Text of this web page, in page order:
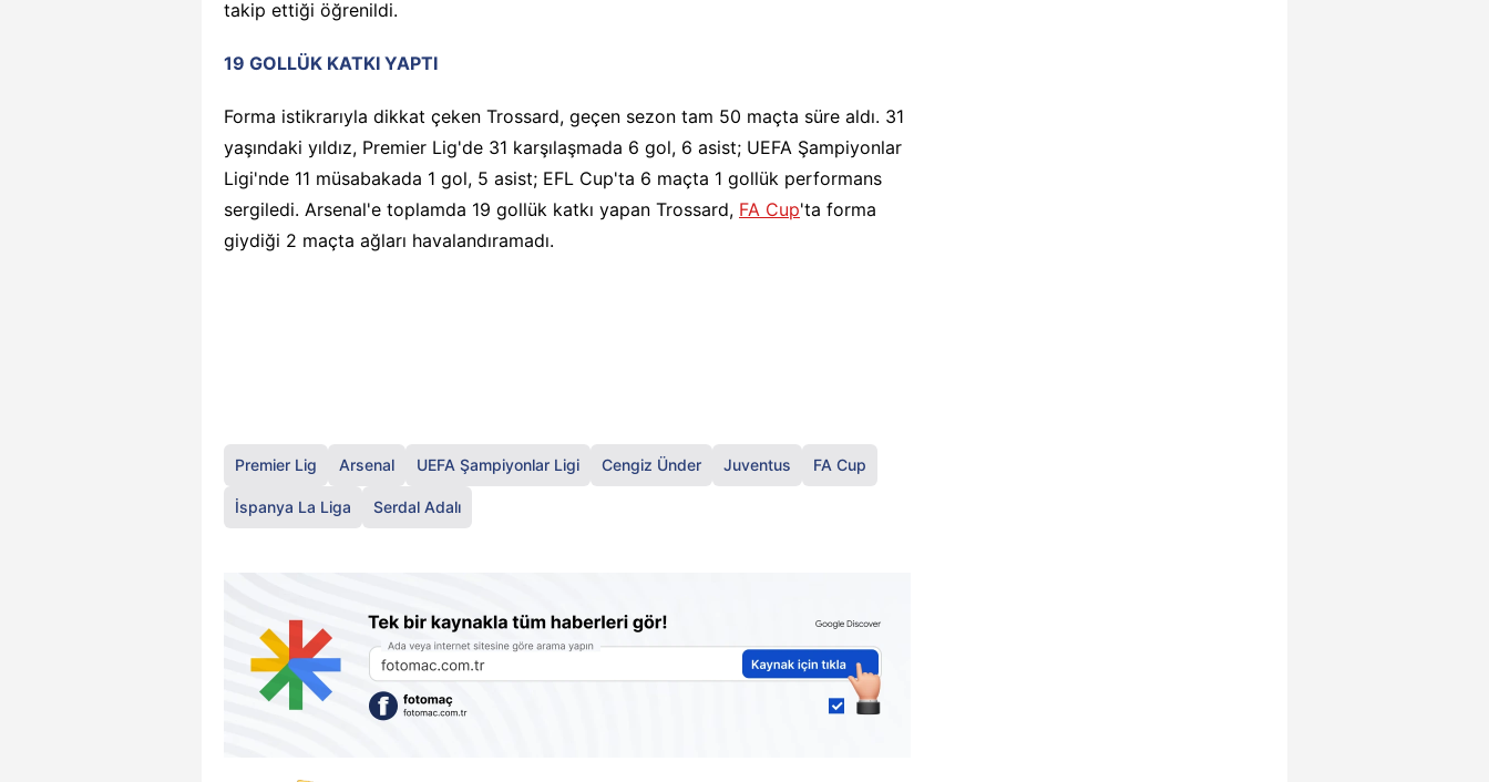
takip ettiği öğrenildi.
19 GOLLÜK KATKI YAPTI
Forma istikrarıyla dikkat çeken Trossard, geçen sezon tam 50 maçta süre aldı. 31
yaşındaki yıldız, Premier Lig'de 31 karşılaşmada 6 gol, 6 asist; UEFA Şampiyonlar
Ligi'nde 11 müsabakada 1 gol, 5 asist; EFL Cup'ta 6 maçta 1 gollük performans
sergiledi. Arsenal'e toplamda 19 gollük katkı yapan Trossard, FA Cup'ta forma
giydiği 2 maçta ağları havalandıramadı.
Premier Lig Arsenal UEFA Şampiyonlar Ligi Cengiz Ünder Juventus FA Cup
İspanya La Liga Serdal Adalı